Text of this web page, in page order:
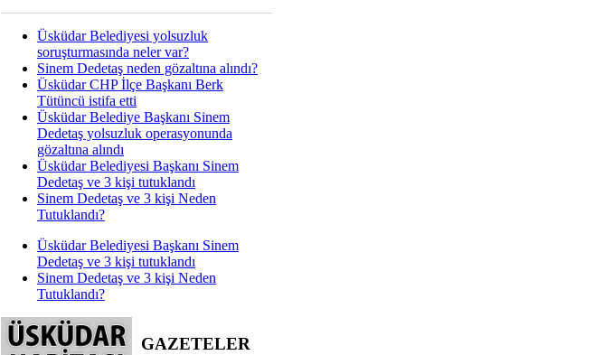
Üsküdar Belediyesi yolsuzluk
soruşturmasında neler var?
Sinem Dedetaş neden gözaltına alındı?
Üsküdar CHP İlçe Başkanı Berk
Tütüncü istifa etti
Üsküdar Belediye Başkanı Sinem
Dedetaş yolsuzluk operasyonunda
gözaltına alındı
Üsküdar Belediyesi Başkanı Sinem
Dedetaş ve 3 kişi tutuklandı
Sinem Dedetaş ve 3 kişi Neden
Tutuklandı?
Üsküdar Belediyesi Başkanı Sinem
Dedetaş ve 3 kişi tutuklandı
Sinem Dedetaş ve 3 kişi Neden
Tutuklandı?
GAZETELER